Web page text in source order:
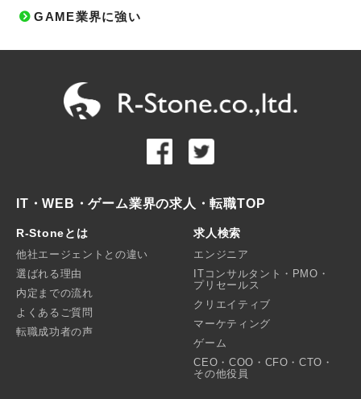
GAME業界に強い
IT・WEB・ゲーム業界の求人・転職TOP
R-Stoneとは
他社エージェントとの違い
選ばれる理由
内定までの流れ
よくあるご質問
転職成功者の声
求人検索
エンジニア
ITコンサルタント・PMO・
プリセールス
クリエイティブ
マーケティング
ゲーム
CEO・COO・CFO・CTO・
その他役員